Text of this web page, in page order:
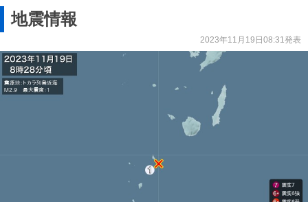
地震情報
2023年11月19日08:31発表